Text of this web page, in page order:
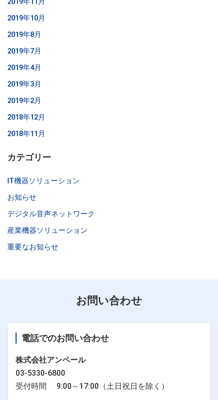
2019年10月
2019年8月
2019年7月
2019年4月
2019年3月
2019年2月
2018年12月
2018年11月
カテゴリー
IT機器ソリューション
お知らせ
デジタル音声ネットワーク
産業機器ソリューション
重要なお知らせ
お問い合わせ
電話でのお問い合わせ
株式会社アンペール
03-5330-6800
受付時間 9:00～17:00（土日祝日を除く）